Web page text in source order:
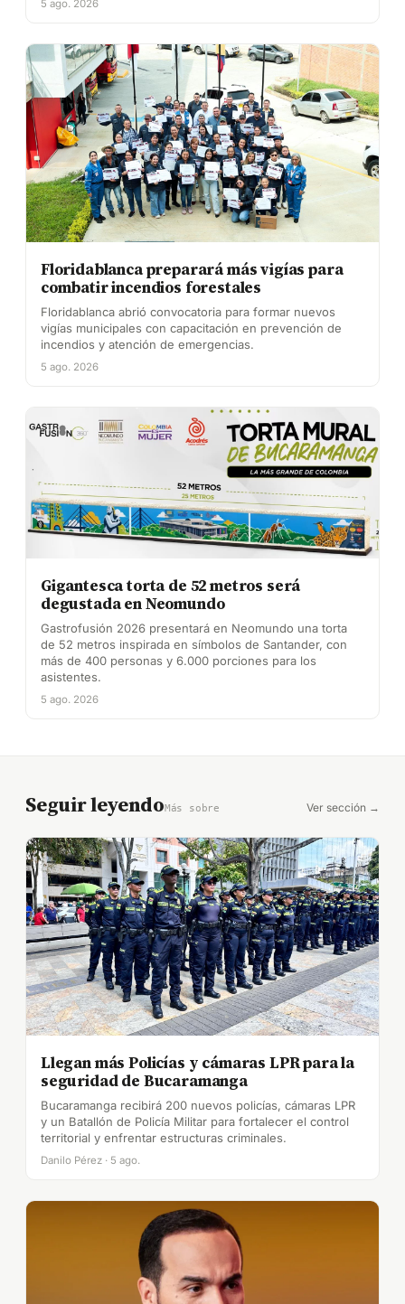
5 ago. 2026
Floridablanca preparará más vigías para
combatir incendios forestales
Floridablanca abrió convocatoria para formar nuevos
vigías municipales con capacitación en prevención de
incendios y atención de emergencias.
5 ago. 2026
Gigantesca torta de 52 metros será
degustada en Neomundo
Gastrofusión 2026 presentará en Neomundo una torta
de 52 metros inspirada en símbolos de Santander, con
más de 400 personas y 6.000 porciones para los
asistentes.
5 ago. 2026
Seguir leyendoMás sobre Ver sección →
Llegan más Policías y cámaras LPR para la
seguridad de Bucaramanga
Bucaramanga recibirá 200 nuevos policías, cámaras LPR
y un Batallón de Policía Militar para fortalecer el control
territorial y enfrentar estructuras criminales.
Danilo Pérez · 5 ago.